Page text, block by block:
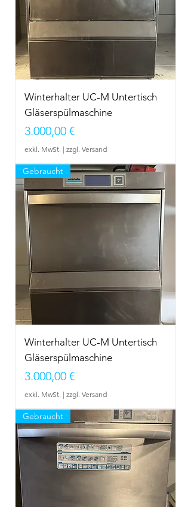
Winterhalter UC-M Untertisch
Gläserspülmaschine
Preis
3.000,00 €
exkl. MwSt. | zzgl. Versand
Gebraucht
Winterhalter UC-M Untertisch
Gläserspülmaschine
Preis
3.000,00 €
exkl. MwSt. | zzgl. Versand
Gebraucht